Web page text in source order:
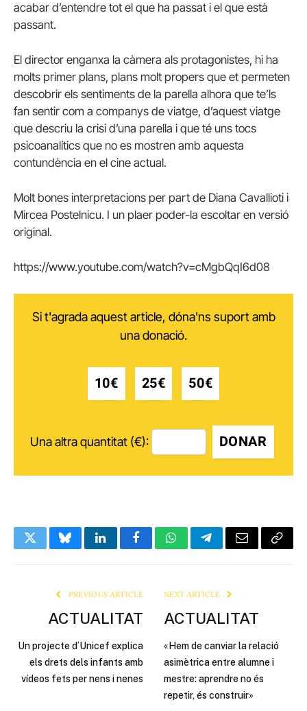
acabar d’entendre tot el que ha passat i el que està
passant.
El director enganxa la càmera als protagonistes, hi ha
molts primer plans, plans molt propers que et permeten
descobrir els sentiments de la parella alhora que te’ls
fan sentir com a companys de viatge, d’aquest viatge
que descriu la crisi d’una parella i que té uns tocs
psicoanalítics que no es mostren amb aquesta
contundència en el cine actual.
Molt bones interpretacions per part de Diana Cavallioti i
Mircea Postelnicu. I un plaer poder-la escoltar en versió
original.
https://www.youtube.com/watch?v=cMgbQqI6d08
Si t'agrada aquest article, dóna'ns suport amb
una donació.
10€ 25€ 50€
Una altra quantitat (€): DONAR
TwitterBlueskyLinkedInFacebookWhatsAppTelegramEmail Copy
PREVIOUS ARTICLE
ACTUALITAT
Un projecte d’Unicef explica
els drets dels infants amb
vídeos fets per nens i nenes
NEXT ARTICLE
ACTUALITAT
«Hem de canviar la relació
asimètrica entre alumne i
mestre: aprendre no és
repetir, és construir»